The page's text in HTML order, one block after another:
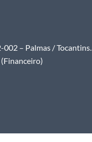
– Palmas / Tocantins.